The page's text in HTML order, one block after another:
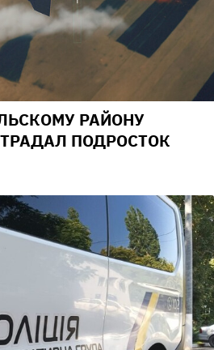
РАЙОНУ
ПОДРОСТОК